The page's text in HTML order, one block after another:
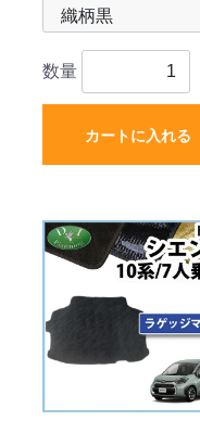
数量
カートに入れる